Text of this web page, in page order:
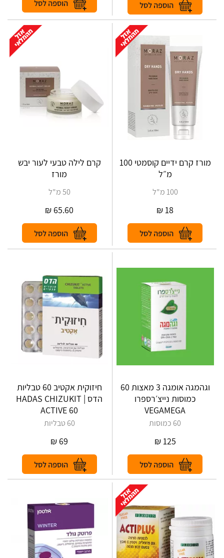
מורז קרם ידיים קוסמטי 100
מ״ל
100 מ"ל
18
₪
קרם לילה טבעי לעור יבש
מורז
50 מ"ל
65.60
₪
וגהמגה אומגה 3 מאצות 60
כמוסות נייצ׳רספרו
VEGAMEGA
60 כמוסות
125
₪
חיזוקית אקטיב 60 טבליות
הדס | HADAS CHIZUKIT
ACTIVE 60
60 טבליות
69
₪